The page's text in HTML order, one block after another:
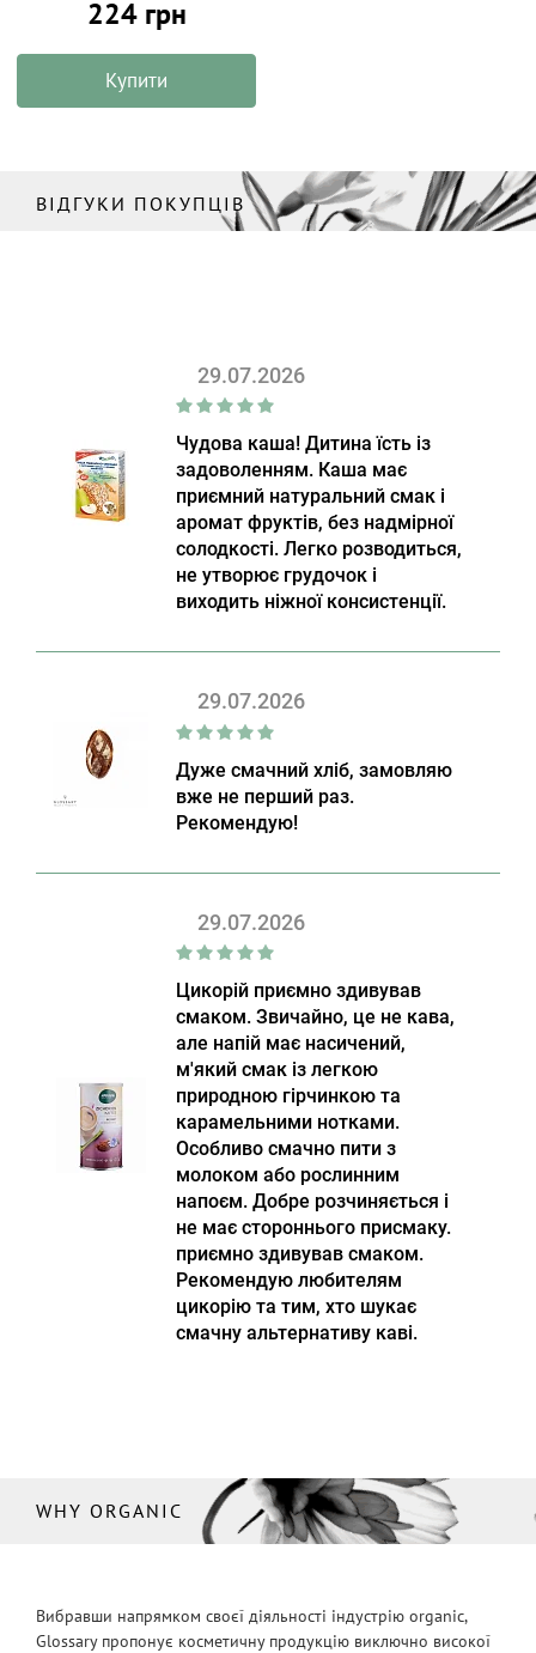
224 грн
Купити
ВІДГУКИ ПОКУПЦІВ
29.07.2026
Чудова каша! Дитина їсть із
задоволенням. Каша має
приємний натуральний смак і
аромат фруктів, без надмірної
солодкості. Легко розводиться,
не утворює грудочок і
виходить ніжної консистенції.
29.07.2026
Дуже смачний хліб, замовляю
вже не перший раз.
Рекомендую!
29.07.2026
Цикорій приємно здивував
смаком. Звичайно, це не кава,
але напій має насичений,
м'який смак із легкою
природною гірчинкою та
карамельними нотками.
Особливо смачно пити з
молоком або рослинним
напоєм. Добре розчиняється і
не має стороннього присмаку.
приємно здивував смаком.
Рекомендую любителям
цикорію та тим, хто шукає
смачну альтернативу каві.
WHY ORGANIC
Вибравши напрямком своєї діяльності індустрію organic,
Glossary пропонує косметичну продукцію виключно високої